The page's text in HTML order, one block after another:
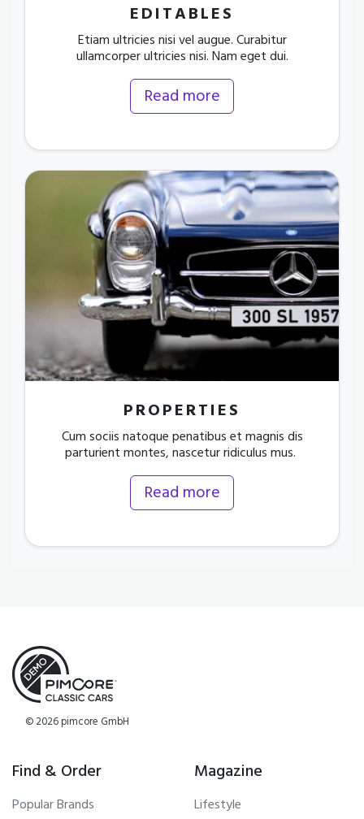
EDITABLES
Etiam ultricies nisi vel augue. Curabitur
ullamcorper ultricies nisi. Nam eget dui.
Read more
PROPERTIES
Cum sociis natoque penatibus et magnis dis
parturient montes, nascetur ridiculus mus.
Read more
© 2026 pimcore GmbH
Find & Order
Popular Brands
Magazine
Lifestyle